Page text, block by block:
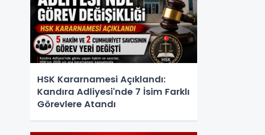
HSK Kararnamesi Açıklandı:
Kandıra Adliyesi'nde 7 İsim Farklı
Görevlere Atandı